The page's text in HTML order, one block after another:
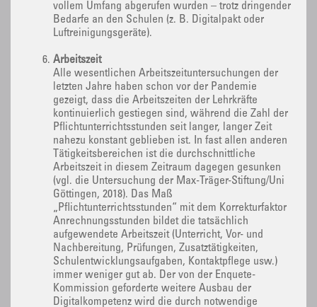
vollem Umfang abgerufen wurden – trotz dringender
Bedarfe an den Schulen (z. B. Digitalpakt oder
Luftreinigungsgeräte).
Arbeitszeit
Alle wesentlichen Arbeitszeituntersuchungen der
letzten Jahre haben schon vor der Pandemie
gezeigt, dass die Arbeitszeiten der Lehrkräfte
kontinuierlich gestiegen sind, während die Zahl der
Pflichtunterrichtsstunden seit langer, langer Zeit
nahezu konstant geblieben ist. In fast allen anderen
Tätigkeitsbereichen ist die durchschnittliche
Arbeitszeit in diesem Zeitraum dagegen gesunken
(vgl. die Untersuchung der Max-Träger-Stiftung/Uni
Göttingen, 2018). Das Maß
„Pflichtunterrichtsstunden“ mit dem Korrekturfaktor
Anrechnungsstunden bildet die tatsächlich
aufgewendete Arbeitszeit (Unterricht, Vor- und
Nachbereitung, Prüfungen, Zusatztätigkeiten,
Schulentwicklungsaufgaben, Kontaktpflege usw.)
immer weniger gut ab. Der von der Enquete-
Kommission geforderte weitere Ausbau der
Digitalkompetenz wird die durch notwendige